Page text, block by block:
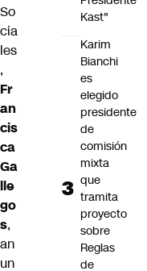
So
cia
les
,
Fr
an
cis
ca
Ga
lle
go
s,
an
un
Kast"
Karim
Bianchi
es
elegido
presidente
de
comisión
mixta
que
tramita
proyecto
sobre
Reglas
de